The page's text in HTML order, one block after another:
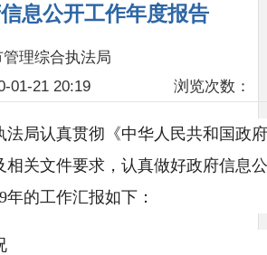
息公开工作年度报告
理综合执法局
01-21 20:19
浏览次数：
法局认真贯彻《中华人民共和国政府
相关文件要求，认真做好政府信息公
的工作汇报如下：